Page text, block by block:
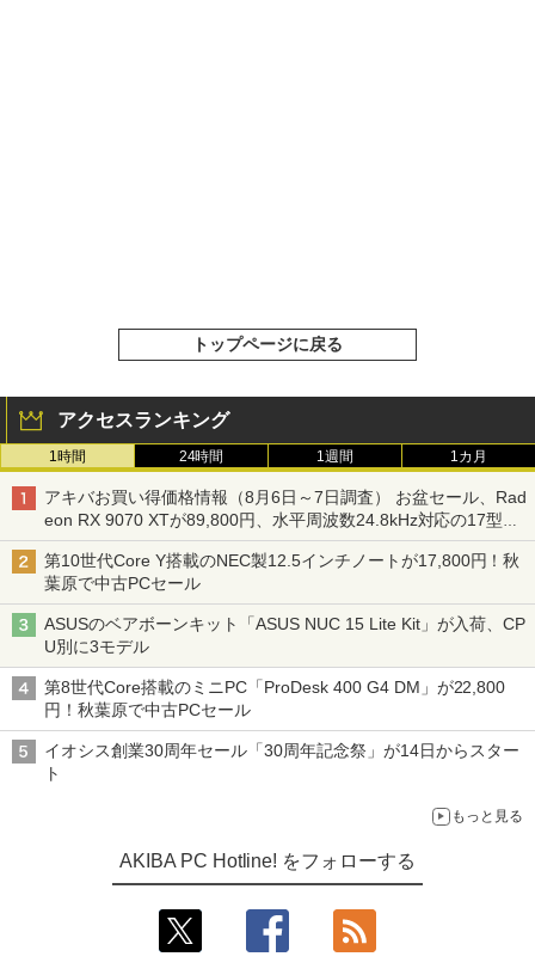
トップページに戻る
アクセスランキング
1時間 24時間 1週間 1カ月
アキバお買い得価格情報（8月6日～7日調査） お盆セール、Rad
eon RX 9070 XTが89,800円、水平周波数24.8kHz対応の17型モ
ニターが9,801円、暑さ指数連動セール ほか
第10世代Core Y搭載のNEC製12.5インチノートが17,800円！秋
葉原で中古PCセール
ASUSのベアボーンキット「ASUS NUC 15 Lite Kit」が入荷、CP
U別に3モデル
第8世代Core搭載のミニPC「ProDesk 400 G4 DM」が22,800
円！秋葉原で中古PCセール
イオシス創業30周年セール「30周年記念祭」が14日からスター
ト
もっと見る
AKIBA PC Hotline! をフォローする